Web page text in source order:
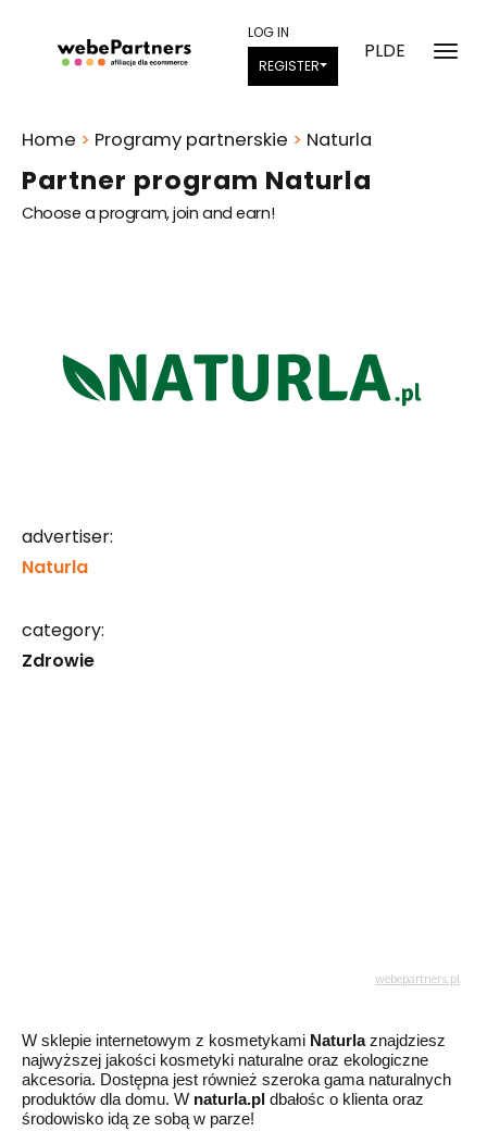
PLDE
LOG IN
REGISTER
Partner program Naturla
Choose a program, join and earn!
Home > Programy partnerskie > Naturla
advertiser:
Naturla
category:
Zdrowie
W sklepie internetowym z kosmetykami Naturla znajdziesz
najwyższej jakości kosmetyki naturalne oraz ekologiczne
akcesoria. Dostępna jest również szeroka gama naturalnych
produktów dla domu. W naturla.pl dbałośc o klienta oraz
środowisko idą ze sobą w parze!